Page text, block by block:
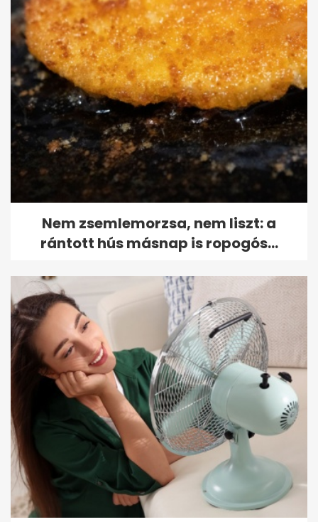
Nem zsemlemorzsa, nem liszt: a
rántott hús másnap is ropogós...